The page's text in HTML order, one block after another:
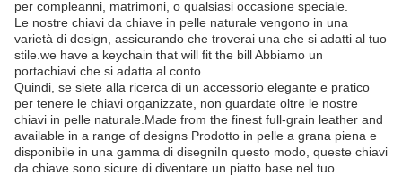
per compleanni, matrimoni, o qualsiasi occasione speciale.
Le nostre chiavi da chiave in pelle naturale vengono in una
varietà di design, assicurando che troverai una che si adatti al tuo
stile.we have a keychain that will fit the bill Abbiamo un
portachiavi che si adatta al conto.
Quindi, se siete alla ricerca di un accessorio elegante e pratico
per tenere le chiavi organizzate, non guardate oltre le nostre
chiavi in pelle naturale.Made from the finest full-grain leather and
available in a range of designs Prodotto in pelle a grana piena e
disponibile in una gamma di disegniIn questo modo, queste chiavi
da chiave sono sicure di diventare un piatto base nel tuo